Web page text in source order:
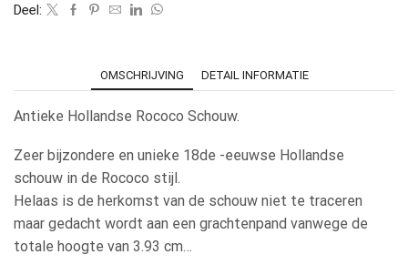
Deel:
OMSCHRIJVING DETAIL INFORMATIE
Antieke Hollandse Rococo Schouw.
Zeer bijzondere en unieke 18de -eeuwse Hollandse
schouw in de Rococo stijl.
Helaas is de herkomst van de schouw niet te traceren
maar gedacht wordt aan een grachtenpand vanwege de
totale hoogte van 3.93 cm…